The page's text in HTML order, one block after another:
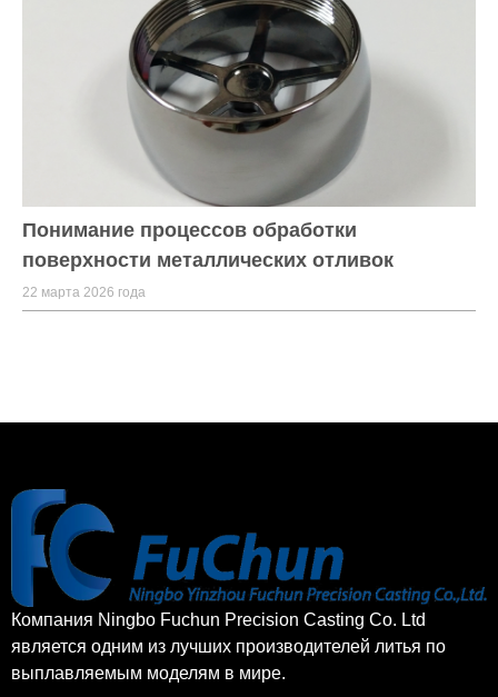
Понимание процессов обработки
поверхности металлических отливок
22 марта 2026 года
Компания Ningbo Fuchun Precision Casting Co. Ltd
является одним из лучших производителей литья по
выплавляемым моделям в мире.